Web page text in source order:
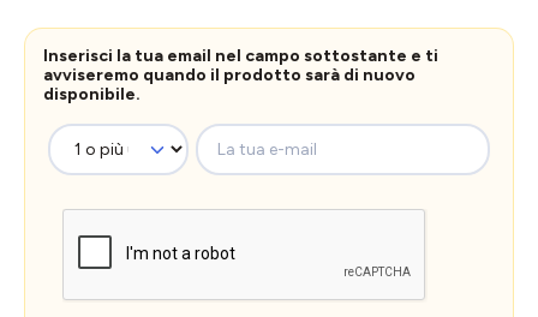
Inserisci la tua email nel campo sottostante e ti
avviseremo quando il prodotto sarà di nuovo
disponibile.
La tua e-mail